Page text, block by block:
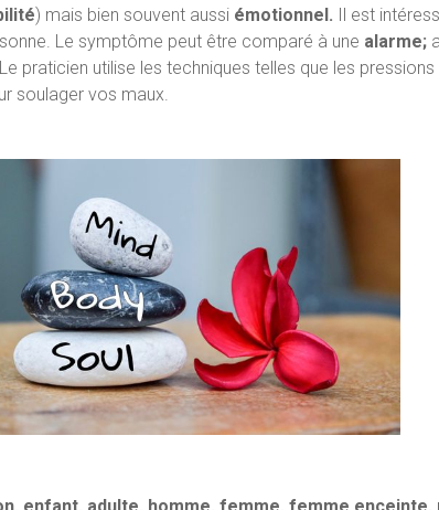
) mais bien souvent aussi émotionnel. Il est
Le symptôme peut être comparé à une alarme;
praticien utilise les techniques telles que les
soulager vos maux.